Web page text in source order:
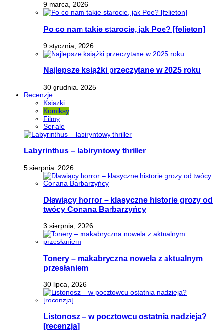
9 marca, 2026
Po co nam takie starocie, jak Poe? [felieton]
9 stycznia, 2026
Najlepsze książki przeczytane w 2025 roku
30 grudnia, 2025
Recenzje
Ksiazki
Komiksy
Filmy
Seriale
Labyrinthus – labiryntowy thriller
5 sierpnia, 2026
Dławiący horror – klasyczne historie grozy od
twócy Conana Barbarzyńcy
3 sierpnia, 2026
Tonery – makabryczna nowela z aktualnym
przesłaniem
30 lipca, 2026
Listonosz – w pocztowcu ostatnia nadzieja?
[recenzja]